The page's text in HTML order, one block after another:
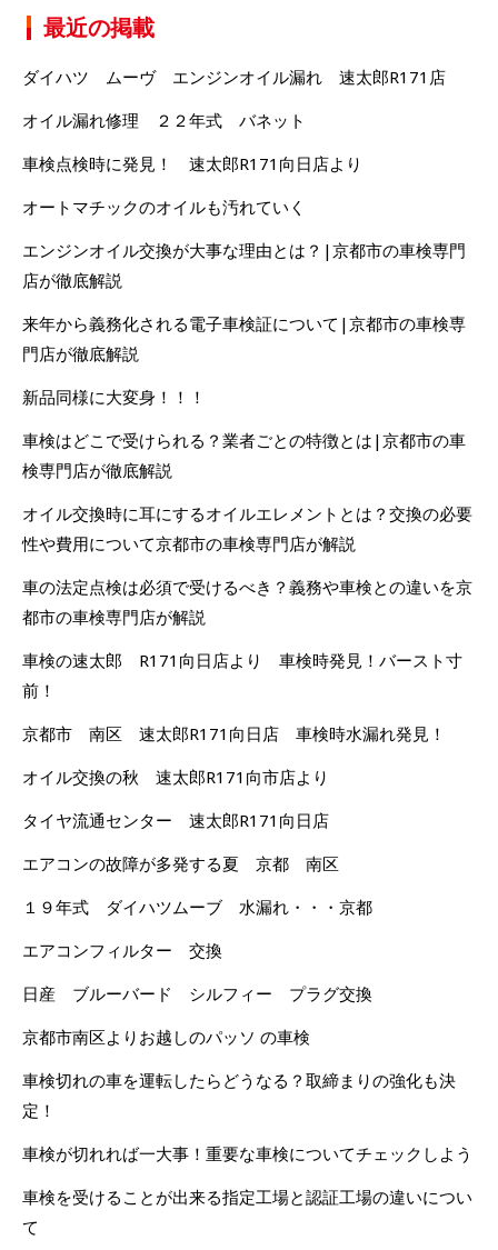
最近の掲載
ダイハツ ムーヴ エンジンオイル漏れ 速太郎R171店
オイル漏れ修理 ２２年式 バネット
車検点検時に発見！ 速太郎R171向日店より
オートマチックのオイルも汚れていく
エンジンオイル交換が大事な理由とは？|京都市の車検専門
店が徹底解説
来年から義務化される電子車検証について|京都市の車検専
門店が徹底解説
新品同様に大変身！！！
車検はどこで受けられる？業者ごとの特徴とは|京都市の車
検専門店が徹底解説
オイル交換時に耳にするオイルエレメントとは？交換の必要
性や費用について京都市の車検専門店が解説
車の法定点検は必須で受けるべき？義務や車検との違いを京
都市の車検専門店が解説
車検の速太郎 R171向日店より 車検時発見！バースト寸
前！
京都市 南区 速太郎R171向日店 車検時水漏れ発見！
オイル交換の秋 速太郎R171向市店より
タイヤ流通センター 速太郎R171向日店
エアコンの故障が多発する夏 京都 南区
１９年式 ダイハツムーブ 水漏れ・・・京都
エアコンフィルター 交換
日産 ブルーバード シルフィー プラグ交換
京都市南区よりお越しのパッソ の車検
車検切れの車を運転したらどうなる？取締まりの強化も決
定！
車検が切れれば一大事！重要な車検についてチェックしよう
車検を受けることが出来る指定工場と認証工場の違いについ
て